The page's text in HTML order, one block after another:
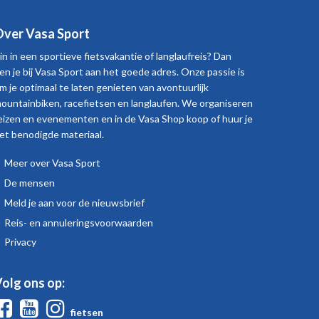
Vasa Sport
in een sportieve fietsvakantie of langlaufreis? Dan
je bij Vasa Sport aan het goede adres. Onze passie is
je optimaal te laten genieten van avontuurlijk
racefietsen en langlaufen. We organiseren
en evenementen en in de Vasa Shop koop of huur je
benodigde materiaal.
Meer over Vasa Sport
De mensen
Meld je aan voor de nieuwsbrief
Reis- en annuleringsvoorwaarden
Privacy
ons op:
FacebookYoutube
fietsen